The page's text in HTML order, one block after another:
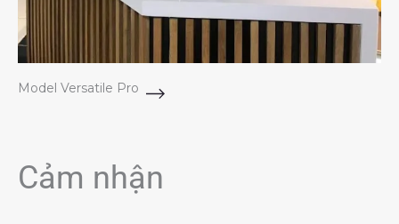
Model Versatile Pro
Cảm nhận